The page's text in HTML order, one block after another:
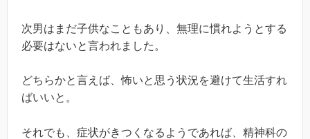
次男はまだ子供なこともあり、無理に慣れようとする
必要はないと言われました。
どちらかと言えば、怖いと思う状況を避けて生活すれ
ばいいと。
それでも、症状がきつくなるようであれば、精神科の